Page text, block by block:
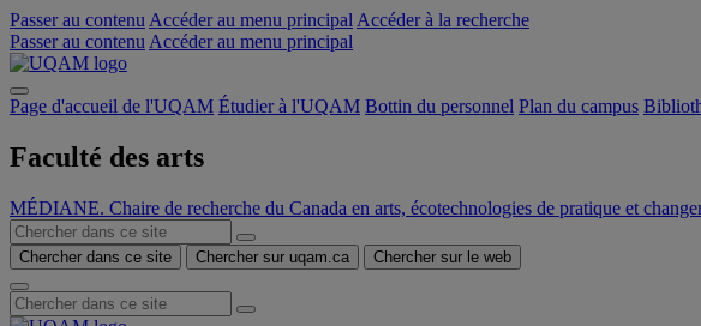
Passer au contenu Accéder au menu principal Accéder à la recherche
Passer au contenu Accéder au menu principal
Page d'accueil de l'UQAM Étudier à l'UQAM Bottin du personnel Plan du campus
Faculté des arts
MÉDIANE. Chaire de recherche du Canada en arts, écotechnologies de pratique et
Chercher dans ce site Chercher sur uqam.ca Chercher sur le web